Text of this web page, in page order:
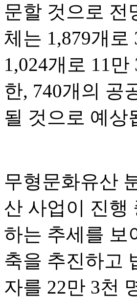
문할 것으로 전
체는 1,879개
1,024개로 11
한, 740개의 공
될 것으로 예상
무형문화유산
산 사업이 진행
하는 추세를 보
축을 추진하고
자를 22만 3천